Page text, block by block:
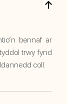
bennaf ar
trwy fynd
coll.